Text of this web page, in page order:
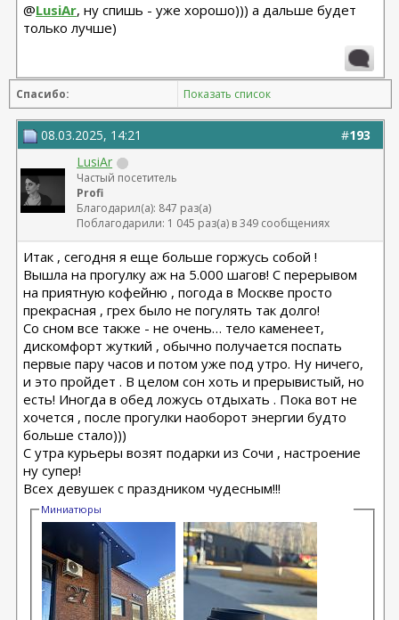
@LusiAr, ну спишь - уже хорошо))) а дальше будет
только лучше)
Спасибо: Показать список
#193
08.03.2025, 14:21
LusiAr
Частый посетитель
Profi
Благодарил(а): 847 раз(а)
Поблагодарили: 1 045 раз(а) в 349 сообщениях
Итак , сегодня я еще больше горжусь собой !
Вышла на прогулку аж на 5.000 шагов! С перерывом
на приятную кофейню , погода в Москве просто
прекрасная , грех было не погулять так долго!
Со сном все также - не очень… тело каменеет,
дискомфорт жуткий , обычно получается поспать
первые пару часов и потом уже под утро. Ну ничего,
и это пройдет . В целом сон хоть и прерывистый, но
есть! Иногда в обед ложусь отдыхать . Пока вот не
хочется , после прогулки наоборот энергии будто
больше стало)))
С утра курьеры возят подарки из Сочи , настроение
ну супер!
Всех девушек с праздником чудесным!!!
Миниатюры